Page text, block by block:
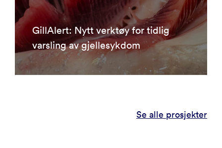
GillAlert: Nytt verktøy for tidlig
varsling av gjellesykdom
Se alle prosjekter